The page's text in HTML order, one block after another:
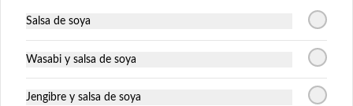
$12.224
Salsa de soya
Wasabi y salsa de soya
Jengibre y salsa de soya